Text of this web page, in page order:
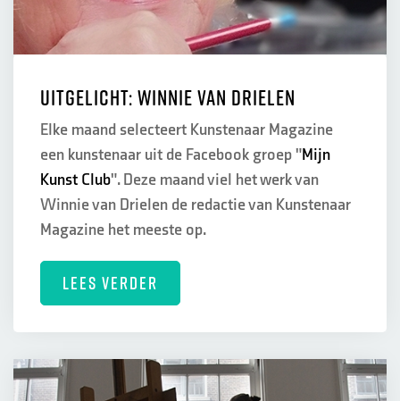
Uitgelicht: Winnie van Drielen
Elke maand selecteert Kunstenaar Magazine
een kunstenaar uit de Facebook groep "Mijn
Kunst Club". Deze maand viel het werk van
Winnie van Drielen de redactie van Kunstenaar
Magazine het meeste op.
LEES VERDER